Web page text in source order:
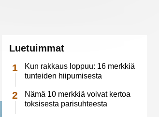
Luetuimmat
Kun rakkaus loppuu: 16 merkkiä
tunteiden hiipumisesta
Nämä 10 merkkiä voivat kertoa
toksisesta parisuhteesta